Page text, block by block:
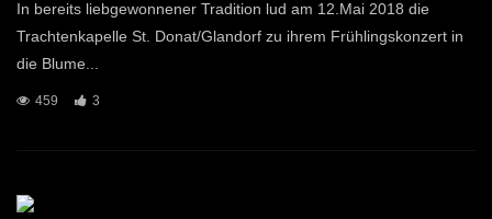
In bereits liebgewonnener Tradition lud am 12.Mai 2018 die
Trachtenkapelle St. Donat/Glandorf zu ihrem Frühlingskonzert in
die Blume...
459 3